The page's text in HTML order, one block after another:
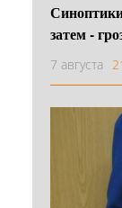
затем -
7 августа